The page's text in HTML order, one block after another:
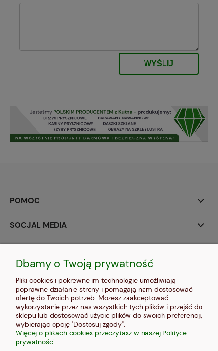
WYŚLIJ
POMOC
SOCJAL MEDIA
INFORMACJE
O NAS
Dbamy o Twoją prywatność
Pliki cookies i pokrewne im technologie umożliwiają
poprawne działanie strony i pomagają nam dostosować
ofertę do Twoich potrzeb. Możesz zaakceptować
wykorzystanie przez nas wszystkich tych plików i przejść do
sklepu lub dostosować użycie plików do swoich preferencji,
wybierając opcję "Dostosuj zgody".
Więcej o plikach cookies przeczytasz w naszej Polityce
prywatności.